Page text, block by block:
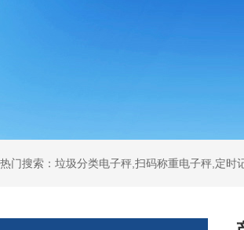
热门搜索：垃圾分类电子秤,扫码称重电子秤,定时